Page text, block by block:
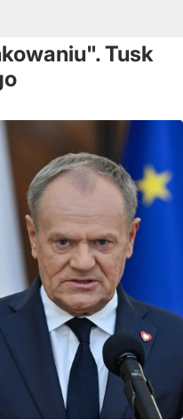
Tusk